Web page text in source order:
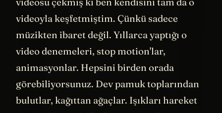
Ama ortada daha büyük bir değer olduğunu
da görüyor. Mesela müzik grubu olarak bir
kampanya başlatmışlar. Yeni albümlerini
satışa çıkarmak yerine şöyle bir şey
denemişler:"Richmond Okul Bölgesi'ne bir
kitap bağışlayın, makbuzunu bize gönderin,